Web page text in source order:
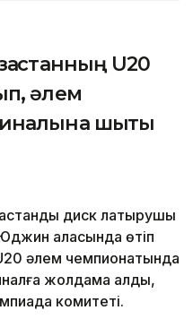
U20
әлем
шықты
диск лақтырушы
қаласында өтіп
әлем чемпионатында
жолдама алды,
комитеті.